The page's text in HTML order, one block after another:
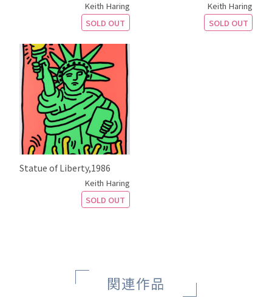
Keith Haring
SOLD OUT
Keith Haring
SOLD OUT
Statue of Liberty,1986
Keith Haring
SOLD OUT
関連作品